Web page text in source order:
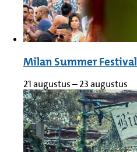
Milan Summer Festival
21 augustus–23 augustus